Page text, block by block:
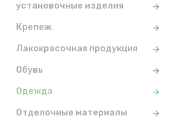
установочные изделия
Крепеж
Лакокрасочная продукция
Обувь
Одежда
Отделочные материалы